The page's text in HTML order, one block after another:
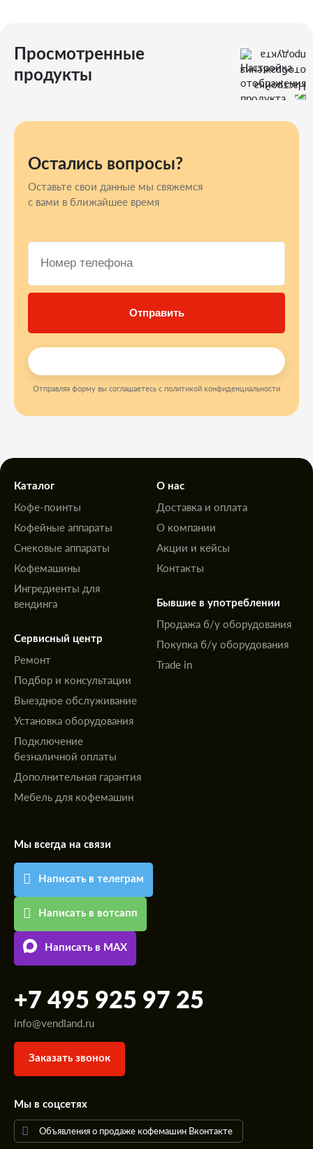
Просмотренные
продукты
Остались вопросы?
Оставьте свои данные мы свяжемся
с вами в ближайшее время
Отправляя форму вы соглашаетесь с политикой конфиденциальности
Каталог
Кофе-поинты
Кофейные аппараты
Снековые аппараты
Кофемашины
Ингредиенты для
вендинга
Сервисный центр
Ремонт
Подбор и консультации
Выездное обслуживание
Установка оборудования
Подключение
безналичной оплаты
Дополнительная гарантия
Мебель для кофемашин
О нас
Доставка и оплата
О компании
Акции и кейсы
Контакты
Бывшие в употреблении
Продажа б/у оборудования
Покупка б/у оборудования
Trade in
Мы всегда на связи
Написать в телеграм
Написать в вотсапп
Написать в MAX
+7 495 925 97 25
info@vendland.ru
Заказать звонок
Мы в соцсетях
Объявления о продаже кофемашин Вконтакте